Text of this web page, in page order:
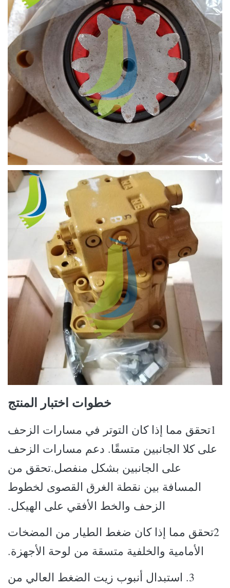
خطوات اختبار المنتج
1تحقق مما إذا كان التوتر في مسارات الزحف
على كلا الجانبين متسقًا. دعم مسارات الزحف
على الجانبين بشكل منفصل.تحقق من
المسافة بين نقطة الغرق القصوى لخطوط
الزحف والخط الأفقي على الهيكل.
2تحقق مما إذا كان ضغط الطيار من المضخات
الأمامية والخلفية متسقة من لوحة الأجهزة.
3. استبدال أنبوب زيت الضغط العالي من